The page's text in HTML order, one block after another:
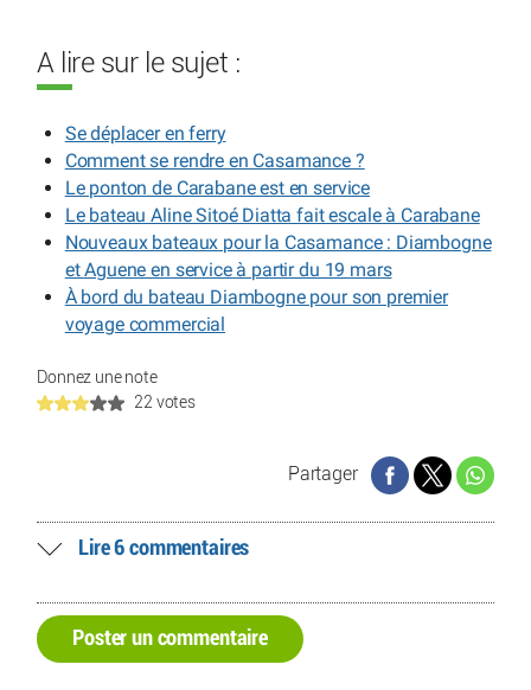
A lire sur le sujet :
Se déplacer en ferry
Comment se rendre en Casamance ?
Le ponton de Carabane est en service
Le bateau Aline Sitoé Diatta fait escale à Carabane
Nouveaux bateaux pour la Casamance : Diambogne
et Aguene en service à partir du 19 mars
À bord du bateau Diambogne pour son premier
voyage commercial
Donnez une note
22 votes
Partager
Lire 6 commentaires
Poster un commentaire